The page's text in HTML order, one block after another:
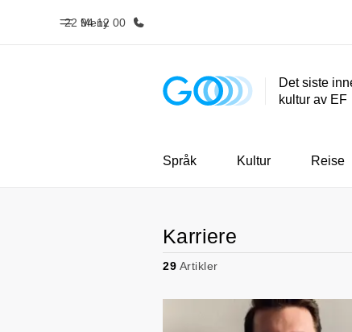
Meny
22 94 12 00
Hjem
Det siste
kultur av EF
Språk Kultur Reise
Karriere
29 Artikler